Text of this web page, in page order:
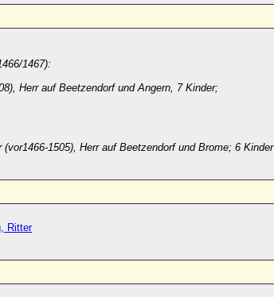
1467):
Herr auf Beetzendorf und Angern, 7 Kinder;
(vor1466-1505), Herr auf Beetzendorf und Brome; 6 Kinder
Ritter